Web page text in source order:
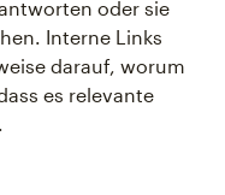
oder sie
Interne Links
darauf, worum
es relevante